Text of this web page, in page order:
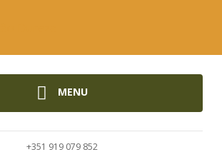
MENU
+351 919 079 852